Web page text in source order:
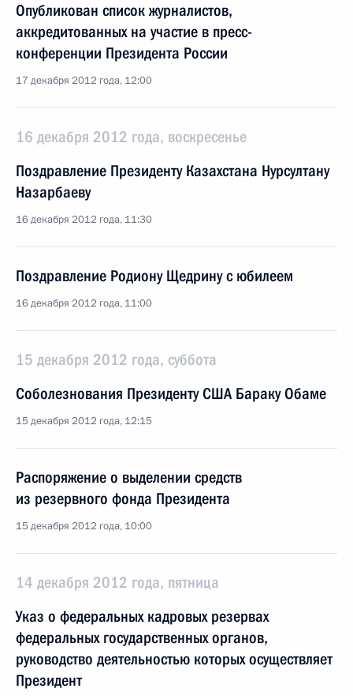
Опубликован список журналистов,
аккредитованных на участие в пресс-
конференции Президента России
17 декабря 2012 года, 12:00
16 декабря 2012 года, воскресенье
Поздравление Президенту Казахстана Нурсултану
Назарбаеву
16 декабря 2012 года, 11:30
Поздравление Родиону Щедрину с юбилеем
16 декабря 2012 года, 11:00
15 декабря 2012 года, суббота
Соболезнования Президенту США Бараку Обаме
15 декабря 2012 года, 12:15
Распоряжение о выделении средств
из резервного фонда Президента
15 декабря 2012 года, 10:00
14 декабря 2012 года, пятница
Указ о федеральных кадровых резервах
федеральных государственных органов,
руководство деятельностью которых осуществляет
Президент